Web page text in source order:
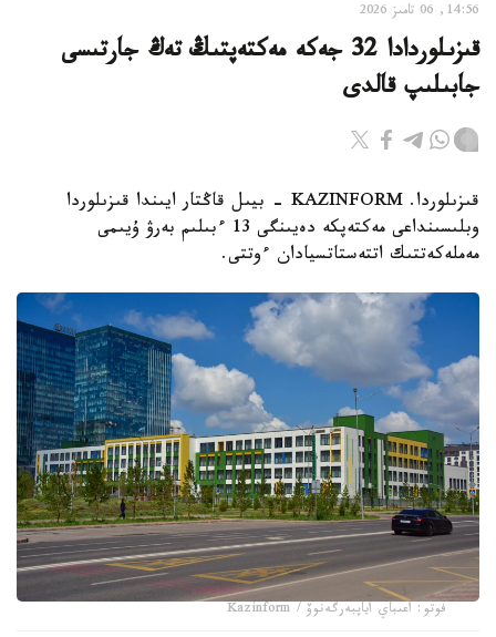
14:56, 06 تامىز 2026
قىزىلوردادا 32 جەكە مەكتەپتىڭ تەڭ جارتىسى
جابىلىپ قالدى
قىزىلوردا. KAZINFORM - بيىل قاڭتار ايىندا قىزىلوردا
وبلىسىنداعى مەكتەپكە دەيىنگى 13 ءبىلىم بەرۋ ۇيىمى
مەملەكەتتىك اتتەستاتسيادان ءوتتى.
فوتو: اعىباي اياپبەرگەنوۆ / Kazinform